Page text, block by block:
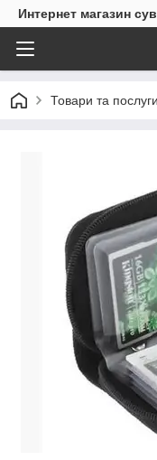
Интернет магазин
Товари та послуги